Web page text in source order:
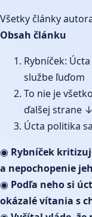
Všetky články
Obsah článku
Rybníček:
službe ľuďom
To nie je
ďalšej strane ↓
Úcta politika
◉ Rybníček
a nepochopenie
◉ Podľa neho si
okázalé vítania s